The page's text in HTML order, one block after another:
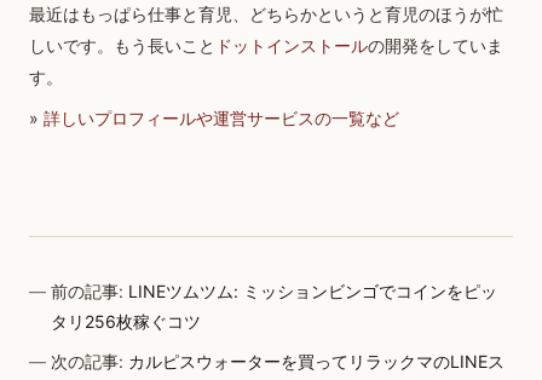
最近はもっぱら仕事と育児、どちらかというと育児のほうが忙
しいです。もう長いこと ドットインストールの開発をしていま
す。
» 詳しいプロフィールや運営サービスの一覧など
前の記事: LINEツムツム: ミッションビンゴでコインをピッ
タリ256枚稼ぐコツ
次の記事: カルピスウォーターを買ってリラックマのLINEス